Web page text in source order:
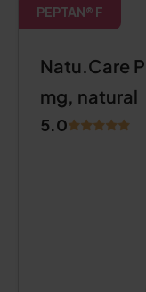
PEPTAN® F
Natu.Care
mg, natural
5.0